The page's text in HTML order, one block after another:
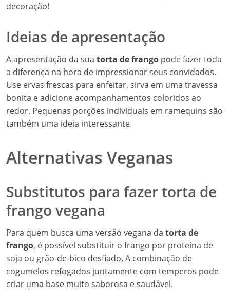
decoração!
Ideias de apresentação
A apresentação da sua torta de frango pode fazer toda
a diferença na hora de impressionar seus convidados.
Use ervas frescas para enfeitar, sirva em uma travessa
bonita e adicione acompanhamentos coloridos ao
redor. Pequenas porções individuais em ramequins são
também uma ideia interessante.
Alternativas Veganas
Substitutos para fazer torta de
frango vegana
Para quem busca uma versão vegana da torta de
frango, é possível substituir o frango por proteína de
soja ou grão-de-bico desfiado. A combinação de
cogumelos refogados juntamente com temperos pode
criar uma base muito saborosa e saudável.